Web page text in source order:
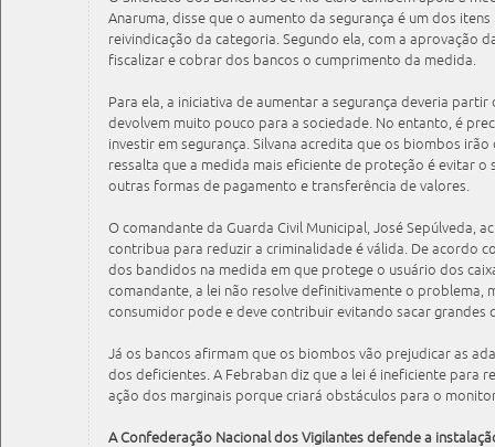
Anaruma, disse que o aumento da segurança é um dos
reivindicação da categoria. Segundo ela, com a aprovação
fiscalizar e cobrar dos bancos o cumprimento da medida.
Para ela, a iniciativa de aumentar a segurança deveria
devolvem muito pouco para a sociedade. No entanto, é
investir em segurança. Silvana acredita que os biombos
ressalta que a medida mais eficiente de proteção é evitar
outras formas de pagamento e transferência de valores.
O comandante da Guarda Civil Municipal, José Sepúlveda,
contribua para reduzir a criminalidade é válida. De acordo
dos bandidos na medida em que protege o usuário dos
comandante, a lei não resolve definitivamente o problema,
consumidor pode e deve contribuir evitando sacar grandes
Já os bancos afirmam que os biombos vão prejudicar as
dos deficientes. A Febraban diz que a lei é ineficiente para
ação dos marginais porque criará obstáculos para o
A Confederação Nacional dos Vigilantes defende a